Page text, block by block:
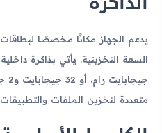
متعددة لتخزين الملفات